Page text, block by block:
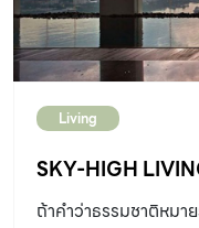
Living
SKY-HIGH
ถ้าคำว่าธรรมชาติหมา